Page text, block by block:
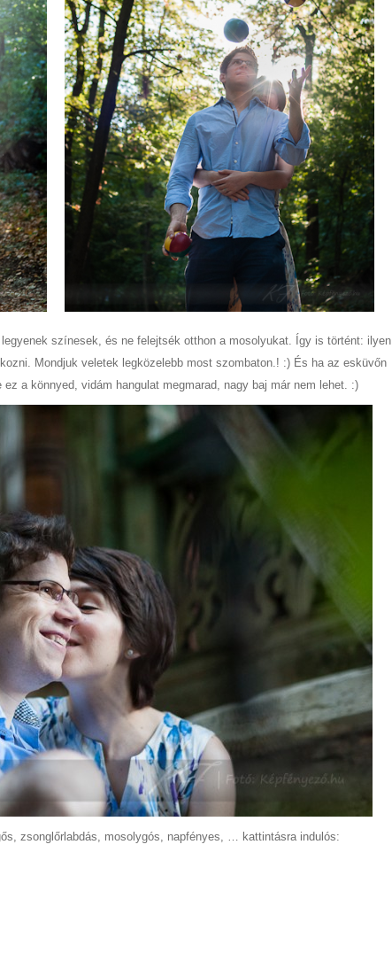
színesek, és ne felejtsék otthon a mosolyukat. Így is történt: ilyen
Mondjuk veletek legközelebb most szombaton.! :) És ha az esküvőn
a könnyed, vidám hangulat megmarad, nagy baj már nem lehet. :)
zsonglőrlabdás, mosolygós, napfényes, … kattintásra indulós: